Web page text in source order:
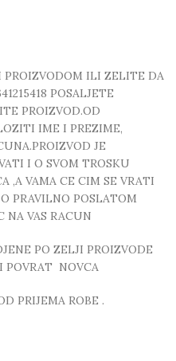
ILI ZELITE DA
POSALJETE
PROIZVOD.OD
IME I PREZIME,
JE
I O SVOM TROSKU
,A VAMA CE CIM SE VRATI
PRAVILNO POSLATOM
NA VAS RACUN
PO ZELJI PROIZVODE
POVRAT NOVCA
PRIJEMA ROBE .